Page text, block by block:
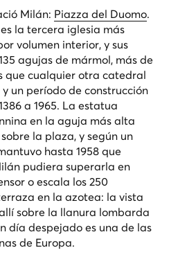
Milán: Piazza del Duomo.
es la tercera iglesia más
volumen interior, y sus
agujas de mármol, más de
que cualquier otra catedral
un período de construcción
a 1965. La estatua
en la aguja más alta
la plaza, y según un
hasta 1958 que
pudiera superarla en
o escala los 250
en la azotea: la vista
sobre la llanura lombarda
día despejado es una de las
de Europa.